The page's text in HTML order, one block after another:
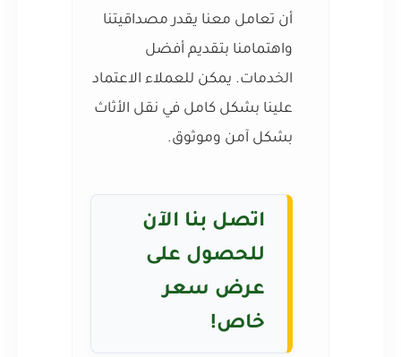
أن تعامل معنا يقدر مصداقيتنا
واهتمامنا بتقديم أفضل
الخدمات. يمكن للعملاء الاعتماد
علينا بشكل كامل في نقل الأثاث
بشكل آمن وموثوق.
اتصل بنا الآن
للحصول على
عرض سعر
خاص!